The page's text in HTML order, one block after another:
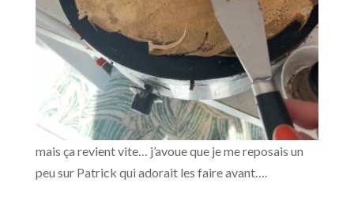
mais ça revient vite… j’avoue que je me reposais un
peu sur Patrick qui adorait les faire avant….